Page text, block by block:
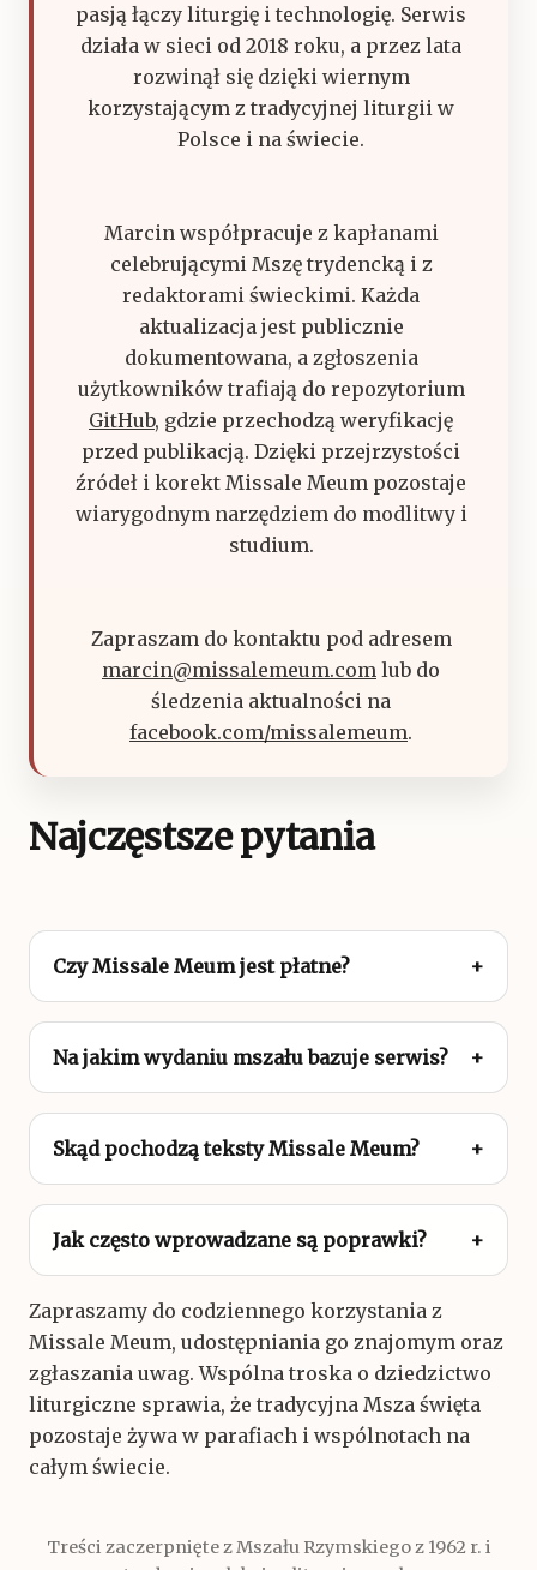
pasją łączy liturgię i technologię. Serwis
działa w sieci od 2018 roku, a przez lata
rozwinął się dzięki wiernym
korzystającym z tradycyjnej liturgii w
Polsce i na świecie.
Marcin współpracuje z kapłanami
celebrującymi Mszę trydencką i z
redaktorami świeckimi. Każda
aktualizacja jest publicznie
dokumentowana, a zgłoszenia
użytkowników trafiają do repozytorium
GitHub, gdzie przechodzą weryfikację
przed publikacją. Dzięki przejrzystości
źródeł i korekt Missale Meum pozostaje
wiarygodnym narzędziem do modlitwy i
studium.
Zapraszam do kontaktu pod adresem
marcin@missalemeum.com lub do
śledzenia aktualności na
facebook.com/missalemeum.
Najczęstsze pytania
Czy Missale Meum jest płatne?
Na jakim wydaniu mszału bazuje serwis?
Skąd pochodzą teksty Missale Meum?
Jak często wprowadzane są poprawki?
Zapraszamy do codziennego korzystania z
Missale Meum, udostępniania go znajomym oraz
zgłaszania uwag. Wspólna troska o dziedzictwo
liturgiczne sprawia, że tradycyjna Msza święta
pozostaje żywa w parafiach i wspólnotach na
całym świecie.
Treści zaczerpnięte z Mszału Rzymskiego z 1962 r. i